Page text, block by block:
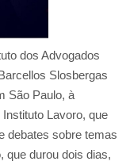
dos Advogados
Slosbergas
São Paulo, à
Lavoro, que
debates sobre temas
que durou dois dias,